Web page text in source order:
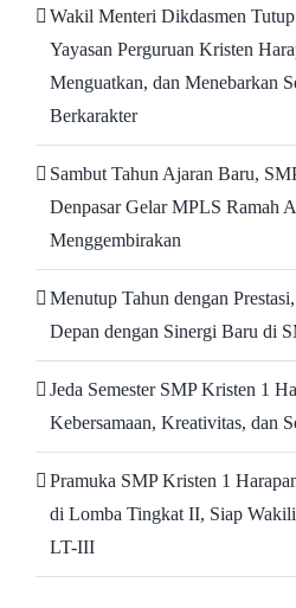
Wakil Menteri Dikdasmen
Yayasan Perguruan Kristen
Menguatkan, dan Menebarkan
Berkarakter
Sambut Tahun Ajaran Baru,
Denpasar Gelar MPLS Ramah
Menggembirakan
Menutup Tahun dengan
Depan dengan Sinergi Baru di
Jeda Semester SMP Kristen 1
Kebersamaan, Kreativitas, dan
Pramuka SMP Kristen 1
di Lomba Tingkat II, Siap
LT-III